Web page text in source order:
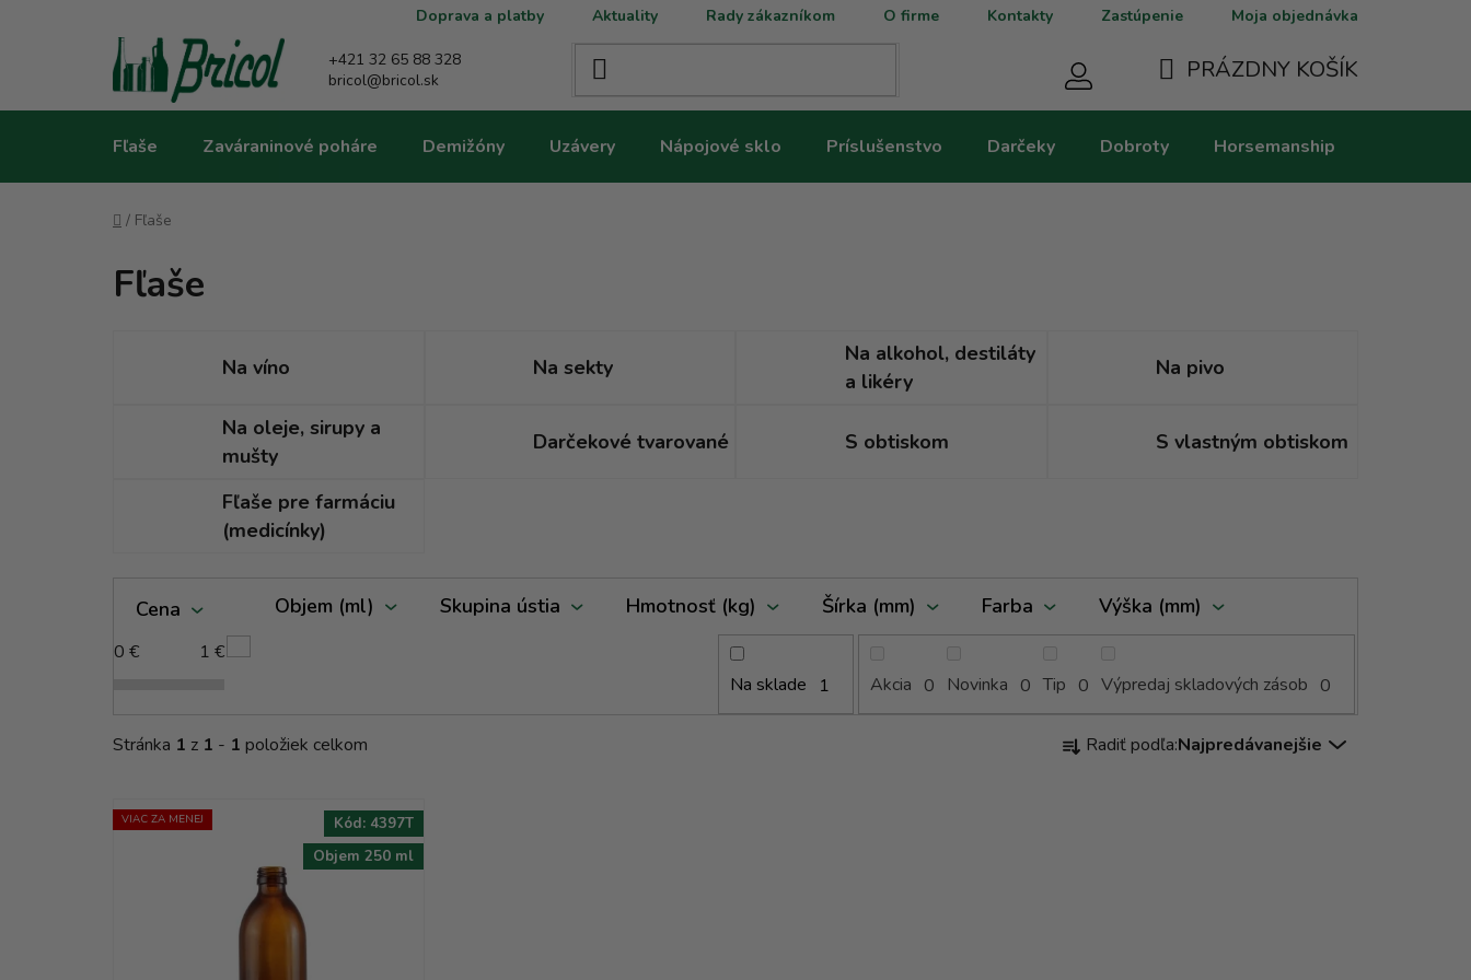
Doprava a platby Aktuality Rady zákazníkom O firme Kontakty Zastúpenie Moja objednávka
+421 32 65 88 328
bricol@bricol.sk
KOŠÍK
PRÁZDNY KOŠÍK
Fľaše Zaváraninové poháre Demižóny Uzávery Nápojové sklo Príslušenstvo Darčeky Dobroty Horsemanship
Domov
/ Fľaše
Fľaše
Na víno Na sekty
Na alkohol, destiláty
a likéry
Na pivo
Na oleje, sirupy a
mušty
Darčekové tvarované S obtiskom S vlastným obtiskom
Fľaše pre farmáciu
(medicínky)
Stránka 1 z 1 - 1 položiek celkom
R
a Radiť podľa:Najpredávanejšie
Cena
0 € 1 €
Na sklade
1 Akcia 0 Novinka 0 Tip 0 Výpredaj skladových zásob 0
Objem (ml) Skupina ústia Hmotnosť (kg) Šírka (mm) Farba Výška (mm)
p
p
r
dVIAC ZA MENEJ
Objem 250 ml
Kód: 4397T